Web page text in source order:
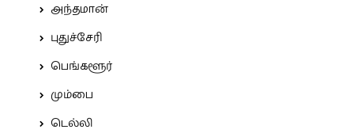
அந்தமான்
புதுச்சேரி
பெங்களூர்
மும்பை
டெல்லி